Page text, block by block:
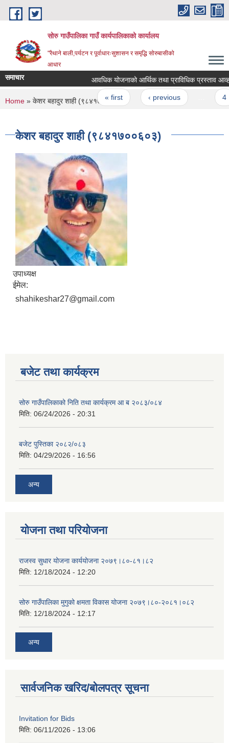
Skip to main content
सोरु गाउँपालिका गाउँ कार्यपालिकाको कार्यालय
"रैथाने बाली,पर्यटन र पूर्वाधारःसुशासन र समृद्धि सोरुबासीको
आधार
समाचार आवधिक योजनाको आर्थिक तथा प्राविधिक प्रस्ताव
Pages
« first ‹ previous
You are here
Home » केशर बहादुर शाही (९८४१७००६०३)
केशर बहादुर शाही (९८४१७००६०३)
उपाध्यक्ष
ईमेल:
shahikeshar27@gmail.com
बजेट तथा कार्यक्रम
सोरु गाउँपालिकाको निति तथा कार्यक्रम आ ब २०८३/०८४
मिति: 06/24/2026 - 20:31
बजेट पुस्तिका २०८२/०८३
मिति: 04/29/2026 - 16:56
अन्य
योजना तथा परियोजना
राजस्व सुधार योजना कार्ययोजना २०७९।८०-८१।८२
मिति: 12/18/2024 - 12:20
सोरु गाउँपालिका मुगुको क्षमता विकास योजना २०७९।८०-२०८१।०८२
मिति: 12/18/2024 - 12:17
अन्य
सार्वजनिक खरिद/बोलपत्र सूचना
Invitation for Bids
मिति: 06/11/2026 - 13:06